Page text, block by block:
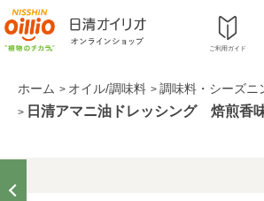
ご利用ガイド
ホーム > オイル/調味料 > 調味料・シーズニ
> 日清アマニ油ドレッシング 焙煎香